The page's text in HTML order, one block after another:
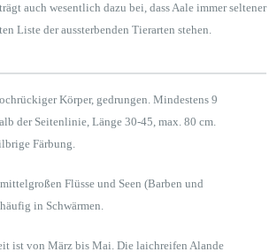
auch wesentlich dazu bei, dass Aale immer seltener
Liste der aussterbenden Tierarten stehen.
Körper, gedrungen. Mindestens 9
der Seitenlinie, Länge 30-45, max. 80 cm.
Färbung.
Flüsse und Seen (Barben und
in Schwärmen.
ist von März bis Mai. Die laichreifen Alande